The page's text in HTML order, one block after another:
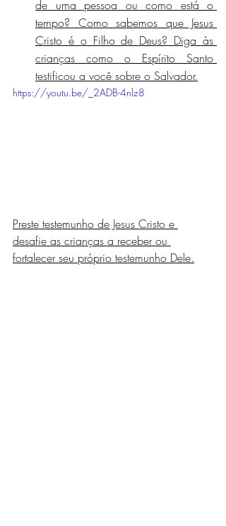
de uma pessoa ou como está o
tempo? Como sabemos que Jesus
Cristo é o Filho de Deus? Diga às
crianças como o Espírito Santo
testificou a você sobre o Salvador.
https://youtu.be/_2ADB-4nlz8
Preste testemunho de Jesus Cristo e
desafie as crianças a receber ou
fortalecer seu próprio testemunho Dele.